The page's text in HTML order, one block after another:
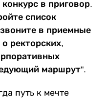
в приговор.
список
в приемные
ректорских,
маршрут".
путь к мечте